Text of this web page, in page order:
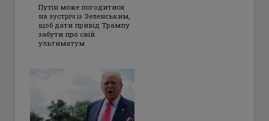
Путін може погодитися
на зустріч із Зеленським,
щоб дати привід Трампу
забути про свій
ультиматум